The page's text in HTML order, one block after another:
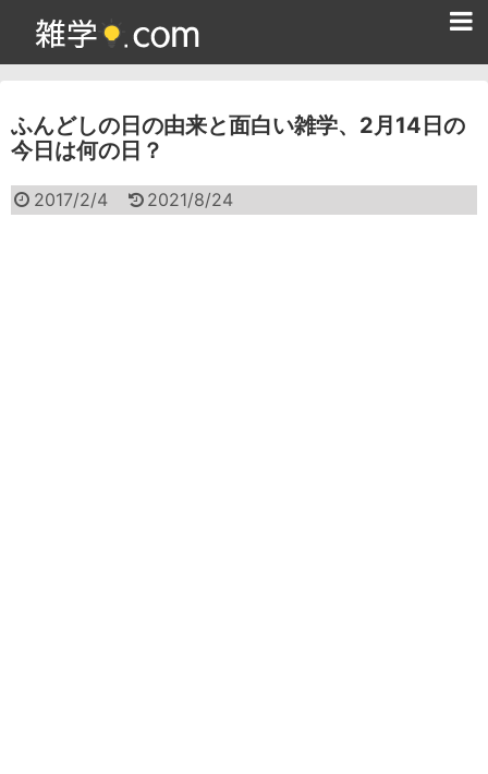
ふんどしの日の由来と面白い雑学、2月14日の
今日は何の日？
2017/2/4 2021/8/24
雑学クイズ問題集
面白い雑学